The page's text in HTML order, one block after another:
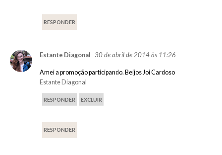
RESPONDER
Estante Diagonal 30 de abril de 2014 às 11:26
Amei a promoção participando. Beijos Joi Cardoso
Estante Diagonal
RESPONDER EXCLUIR
RESPONDER